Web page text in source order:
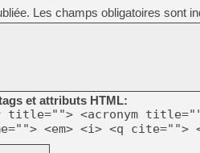
Les champs obligatoires sont
et attributs HTML:
<acronym
<em> <i> <q cite="">